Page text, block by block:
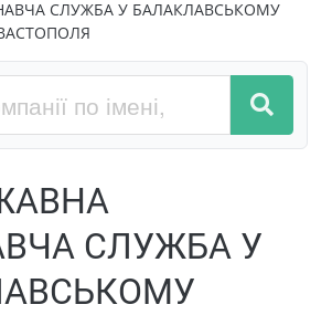
СЛУЖБА У БАЛАКЛАВСЬКОМУ
СЛУЖБА У